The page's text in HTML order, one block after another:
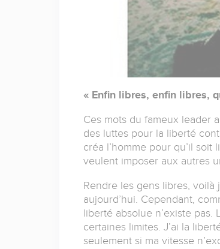
« Enfin libres, enfin libres,
Ces mots du fameux leader
des luttes pour la liberté
créa l’homme pour qu’il
veulent imposer aux autres
Rendre les gens libres, voilà
aujourd’hui. Cependant,
liberté absolue n’existe pas.
certaines limites. J’ai la
seulement si ma vitesse